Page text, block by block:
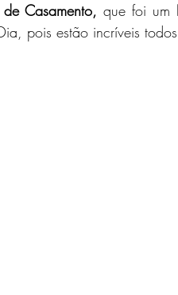
Casamento, que foi um
pois estão incríveis